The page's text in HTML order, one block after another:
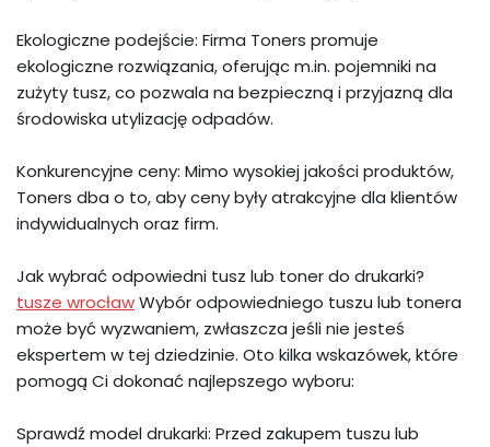
Ekologiczne podejście: Firma Toners promuje
ekologiczne rozwiązania, oferując m.in. pojemniki na
zużyty tusz, co pozwala na bezpieczną i przyjazną dla
środowiska utylizację odpadów.
Konkurencyjne ceny: Mimo wysokiej jakości produktów,
Toners dba o to, aby ceny były atrakcyjne dla klientów
indywidualnych oraz firm.
Jak wybrać odpowiedni tusz lub toner do drukarki?
tusze wrocławWybór odpowiedniego tuszu lub tonera
może być wyzwaniem, zwłaszcza jeśli nie jesteś
ekspertem w tej dziedzinie. Oto kilka wskazówek, które
pomogą Ci dokonać najlepszego wyboru:
Sprawdź model drukarki: Przed zakupem tuszu lub